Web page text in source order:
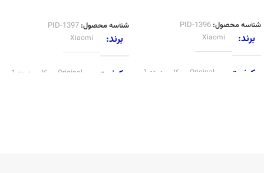
شناسه محصول: PID-1396
برند Xiaomi
کیفیت Original روکاری.درجه 1
شناسه محصول: PID-1397
برند Xiaomi
کیفیت Original روکاری.درجه 1